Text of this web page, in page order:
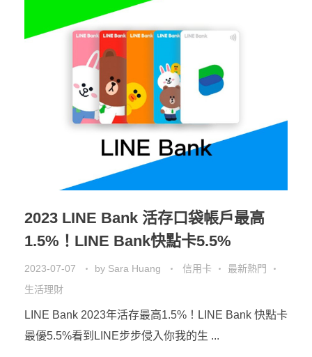
2023 LINE Bank 活存口袋帳戶最高
1.5%！LINE Bank快點卡5.5%
2023-07-07 by Sara Huang 信用卡
最新熱門
生活理財
LINE Bank 2023年活存最高1.5%！LINE Bank 快點卡
最優5.5%看到LINE步步侵入你我的生 ...